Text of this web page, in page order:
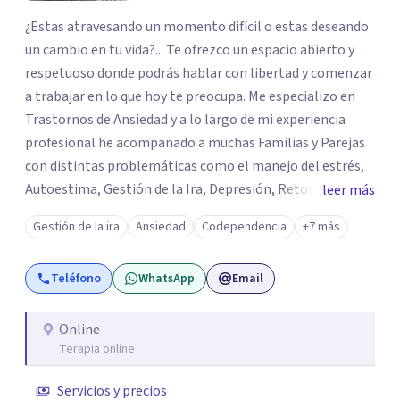
¿Estas atravesando un momento difícil o estas deseando
un cambio en tu vida?... Te ofrezco un espacio abierto y
respetuoso donde podrás hablar con libertad y comenzar
a trabajar en lo que hoy te preocupa. Me especializo en
Trastornos de Ansiedad y a lo largo de mi experiencia
profesional he acompañado a muchas Familias y Parejas
con distintas problemáticas como el manejo del estrés,
Autoestima, Gestión de la Ira, Depresión, Retos en la
Crianza, Codependencia, Celos, entre otros. Cuento con
más de 12 años de experiencia en el área de la Salud
mental y he trabajado en distintos contextos clínicos con
niños, Adolescentes y Adultos
leer más
Gestión de la ira Ansiedad Codependencia +7 más
Teléfono WhatsApp Email
Online
Terapia online
Servicios y precios